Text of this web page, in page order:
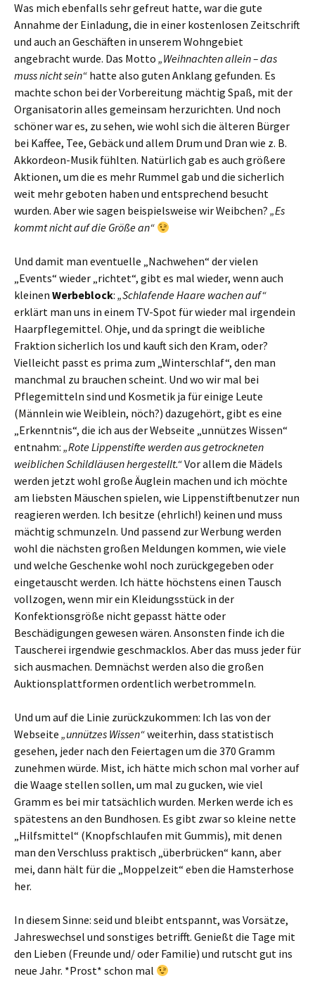
Was mich ebenfalls sehr gefreut hatte, war die gute
Annahme der Einladung, die in einer kostenlosen Zeitschrift
und auch an Geschäften in unserem Wohngebiet
angebracht wurde. Das Motto „Weihnachten allein – das
muss nicht sein“ hatte also guten Anklang gefunden. Es
machte schon bei der Vorbereitung mächtig Spaß, mit der
Organisatorin alles gemeinsam herzurichten. Und noch
schöner war es, zu sehen, wie wohl sich die älteren Bürger
bei Kaffee, Tee, Gebäck und allem Drum und Dran wie z. B.
Akkordeon-Musik fühlten. Natürlich gab es auch größere
Aktionen, um die es mehr Rummel gab und die sicherlich
weit mehr geboten haben und entsprechend besucht
wurden. Aber wie sagen beispielsweise wir Weibchen? „Es
kommt nicht auf die Größe an“
Und damit man eventuelle „Nachwehen“ der vielen
„Events“ wieder „richtet“, gibt es mal wieder, wenn auch
kleinen Werbeblock: „Schlafende Haare wachen auf“
erklärt man uns in einem TV-Spot für wieder mal irgendein
Haarpflegemittel. Ohje, und da springt die weibliche
Fraktion sicherlich los und kauft sich den Kram, oder?
Vielleicht passt es prima zum „Winterschlaf“, den man
manchmal zu brauchen scheint. Und wo wir mal bei
Pflegemitteln sind und Kosmetik ja für einige Leute
(Männlein wie Weiblein, nöch?) dazugehört, gibt es eine
„Erkenntnis“, die ich aus der Webseite „unnützes Wissen“
entnahm: „Rote Lippenstifte werden aus getrockneten
weiblichen Schildläusen hergestellt.“Vor allem die Mädels
werden jetzt wohl große Äuglein machen und ich möchte
am liebsten Mäuschen spielen, wie Lippenstiftbenutzer nun
reagieren werden. Ich besitze (ehrlich!) keinen und muss
mächtig schmunzeln. Und passend zur Werbung werden
wohl die nächsten großen Meldungen kommen, wie viele
und welche Geschenke wohl noch zurückgegeben oder
eingetauscht werden. Ich hätte höchstens einen Tausch
vollzogen, wenn mir ein Kleidungsstück in der
Konfektionsgröße nicht gepasst hätte oder
Beschädigungen gewesen wären. Ansonsten finde ich die
Tauscherei irgendwie geschmacklos. Aber das muss jeder für
sich ausmachen. Demnächst werden also die großen
Auktionsplattformen ordentlich werbetrommeln.
Und um auf die Linie zurückzukommen: Ich las von der
Webseite „unnützes Wissen“weiterhin, dass statistisch
gesehen, jeder nach den Feiertagen um die 370 Gramm
zunehmen würde. Mist, ich hätte mich schon mal vorher auf
die Waage stellen sollen, um mal zu gucken, wie viel
Gramm es bei mir tatsächlich wurden. Merken werde ich es
spätestens an den Bundhosen. Es gibt zwar so kleine nette
„Hilfsmittel“ (Knopfschlaufen mit Gummis), mit denen
man den Verschluss praktisch „überbrücken“ kann, aber
mei, dann hält für die „Moppelzeit“ eben die Hamsterhose
her.
In diesem Sinne: seid und bleibt entspannt, was Vorsätze,
Jahreswechsel und sonstiges betrifft. Genießt die Tage mit
den Lieben (Freunde und/ oder Familie) und rutscht gut ins
neue Jahr. *Prost* schon mal